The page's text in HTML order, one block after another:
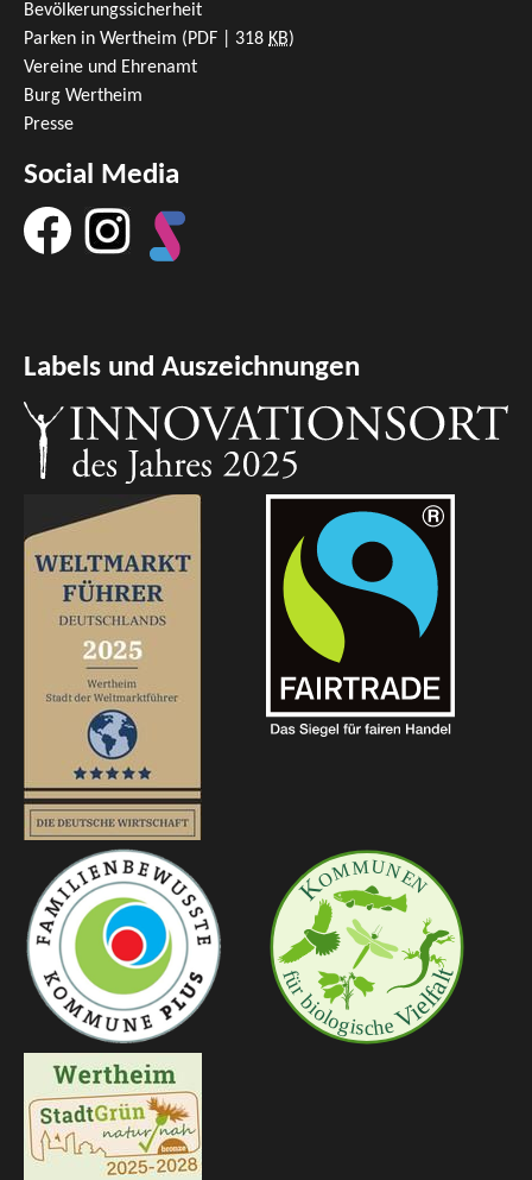
Bevölkerungssicherheit
Parken in Wertheim (PDF | 318 KB)
Vereine und Ehrenamt
Burg Wertheim
Presse
Social Media
Labels und Auszeichnungen